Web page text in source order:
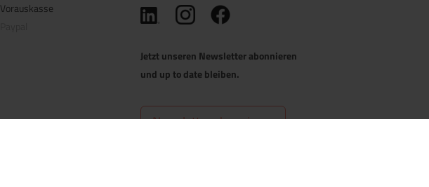
Vorauskasse
(öffnet in neuem Tab)
(öffnet in neuem Tab)
(öffnet in neuem Tab)
Jetzt unseren Newsletter abonnieren
und up to date bleiben.
Newsletter abonnieren